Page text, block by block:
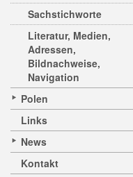
Sachstichworte
Literatur, Medien,
Adressen,
Bildnachweise,
Navigation
Polen
Links
News
Kontakt